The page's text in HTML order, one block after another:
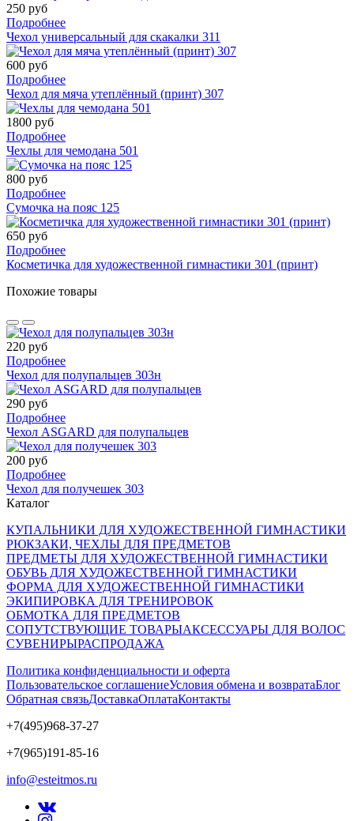
250 руб
Подробнее
Чехол универсальный для скакалки 311
600 руб
Подробнее
Чехол для мяча утеплённый (принт) 307
1800 руб
Подробнее
Чехлы для чемодана 501
800 руб
Подробнее
Сумочка на пояс 125
650 руб
Подробнее
Косметичка для художественной гимнастики 301 (принт)
Похожие товары
220 руб
Подробнее
Чехол для полупальцев 303н
290 руб
Подробнее
Чехол ASGARD для полупальцев
200 руб
Подробнее
Чехол для получешек 303
Каталог
КУПАЛЬНИКИ ДЛЯ ХУДОЖЕСТВЕННОЙ ГИМНАСТИКИ
РЮКЗАКИ, ЧЕХЛЫ ДЛЯ ПРЕДМЕТОВ
ПРЕДМЕТЫ ДЛЯ ХУДОЖЕСТВЕННОЙ ГИМНАСТИКИ
ОБУВЬ ДЛЯ ХУДОЖЕСТВЕННОЙ ГИМНАСТИКИ
ФОРМА ДЛЯ ХУДОЖЕСТВЕННОЙ ГИМНАСТИКИ
ЭКИПИРОВКА ДЛЯ ТРЕНИРОВОК
ОБМОТКА ДЛЯ ПРЕДМЕТОВ
СОПУТСТВУЮЩИЕ ТОВАРЫАКСЕССУАРЫ ДЛЯ ВОЛОС
СУВЕНИРЫРАСПРОДАЖА
Политика конфиденциальности и оферта
Пользовательское соглашениеУсловия обмена и возвратаБлог
Обратная связьДоставкаОплатаКонтакты
+7(495)968-37-27
+7(965)191-85-16
info@esteitmos.ru